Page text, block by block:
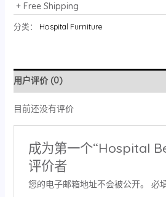
+ Free Shipping
分类： Hospital Furniture
用户评价 (0)
目前还没有评价
成为第一个“Hospital
评价者
您的电子邮箱地址不会被公开。 必